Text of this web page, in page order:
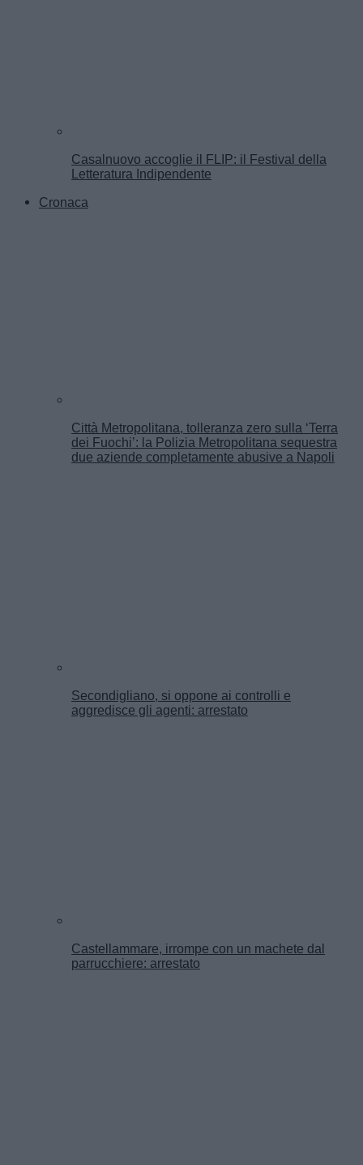
Casalnuovo accoglie il FLIP: il Festival della
Letteratura Indipendente
Cronaca
Città Metropolitana, tolleranza zero sulla ‘Terra
dei Fuochi’: la Polizia Metropolitana sequestra
due aziende completamente abusive a Napoli
Secondigliano, si oppone ai controlli e
aggredisce gli agenti: arrestato
Castellammare, irrompe con un machete dal
parrucchiere: arrestato